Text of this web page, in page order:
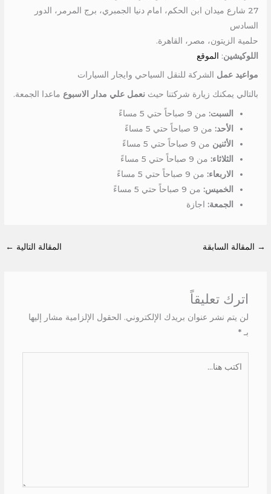
27 شارع ميدان ابن الحكم، امام دنيا الجمبري، برج المرمر، الدور
السادس
حلمية الزيتون، مصر، القاهرة.
اللوكيشين: الموقع
مواعيد عمل الشركة للنقل السياحي وايجار السيارات
بالتالي يمكنك زيارة شركتنا حيثنعمل علي مدار الاسبوع ماعدا الجمعة.
السبت: من 9 صباحاً حتي 5 مساءً
الأحد: من 9 صباحاً حتي 5 مساءً
الأثنين من 9 صباحاً حتي 5 مساءً
الثلاثاء: من 9 صباحاً حتي 5 مساءً
الاربعاء: من 9 صباحاً حتي 5 مساءً
الخميس: من 9 صباحاً حتي 5 مساءً
الجمعة: اجازة
→ المقالة السابقة المقالة التالية ←
اترك تعليقاً
لن يتم نشر عنوان بريدك الإلكتروني. الحقول الإلزامية مشار إليها
بـ *